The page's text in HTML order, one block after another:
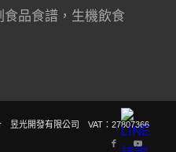
品食譜，生機飲食
昱光開發有限公司 VAT：27807366